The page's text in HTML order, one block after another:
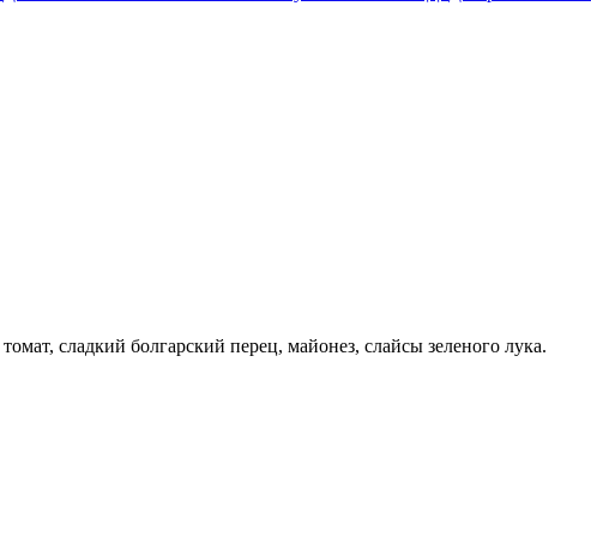
сладкий болгарский перец, майонез, слайсы зеленого лука.